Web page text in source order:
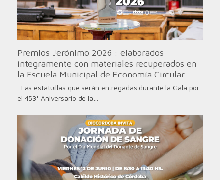
Premios Jerónimo 2026 : elaborados
íntegramente con materiales recuperados en
la Escuela Municipal de Economía Circular
Las estatuillas que serán entregadas durante la Gala por
el 453° Aniversario de la…